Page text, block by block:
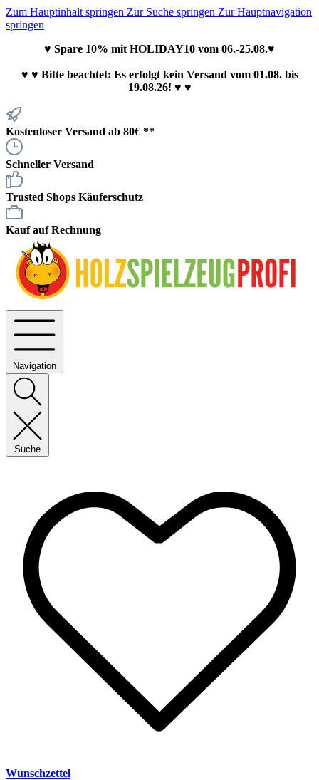
Zum Hauptinhalt springen Zur Suche springen Zur Hauptnavigation
springen
♥ Spare 10% mit HOLIDAY10 vom 06.-25.08.♥
♥ ♥ Bitte beachtet: Es erfolgt kein Versand vom 01.08. bis
19.08.26! ♥ ♥
Kostenloser Versand ab 80€ **
Schneller Versand
Trusted Shops Käuferschutz
Kauf auf Rechnung
Navigation
Suche
Wunschzettel